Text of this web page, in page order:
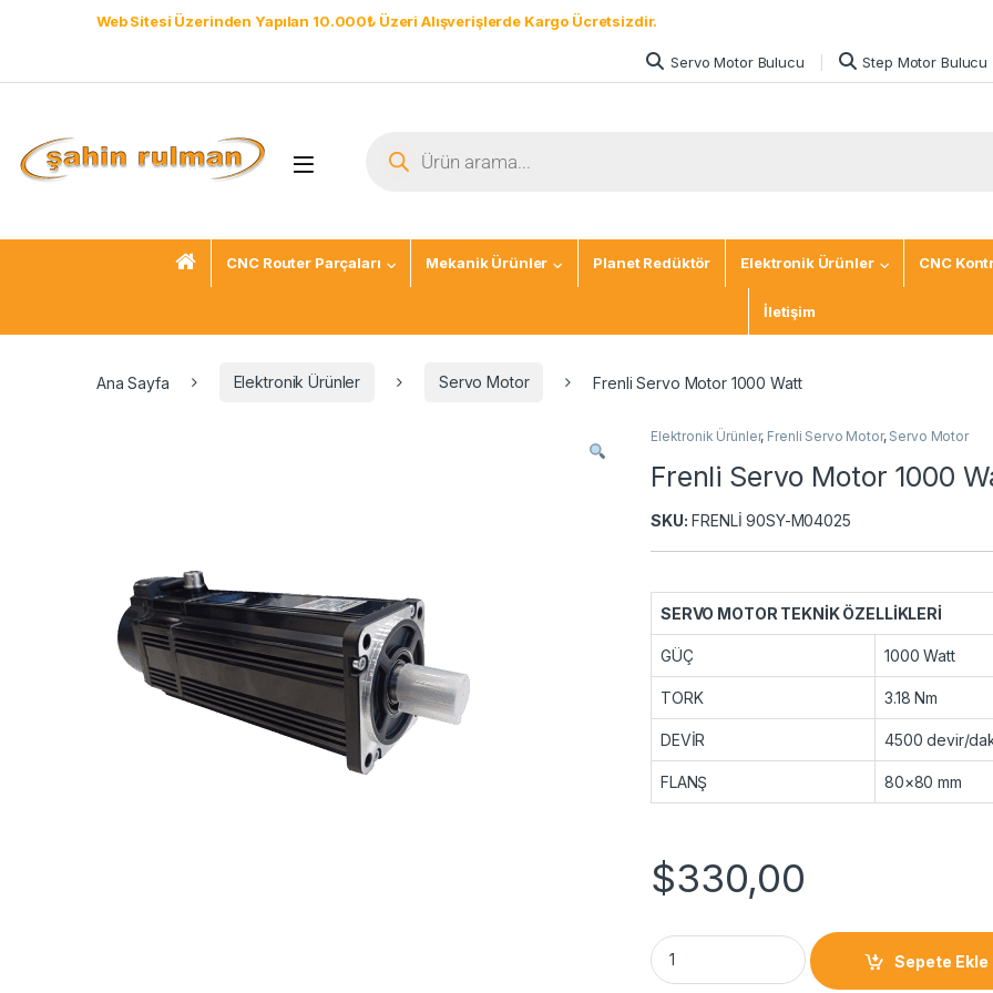
Web Sitesi Üzerinden Yapılan 10.000₺ Üzeri Alışverişlerde Kargo Ücretsizdir.
Servo Motor Bulucu Step Motor Bulucu
CNC Router Parçaları Mekanik Ürünler Planet Redüktör Elektronik Ürünler CNC
İletişim
Ana Sayfa Elektronik Ürünler Servo Motor Frenli Servo Motor 1000 Watt
Elektronik Ürünler, Frenli Servo Motor, Servo Motor
Frenli Servo Motor 1000
SKU: FRENLİ 90SY-M04025
SERVO MOTOR TEKNİK ÖZELLİKLERİ
GÜÇ 1000 Watt
TORK 3.18 Nm
DEVİR 4500 devir/
FLANŞ 80×80 mm
$330,00
Sepete Ekle